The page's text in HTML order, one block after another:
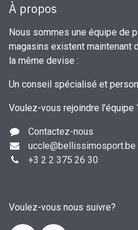
À propos
Nous sommes une équipe de
magasins existent maintenant
la même devise :
Un conseil spécialisé et
Voulez-vous rejoindre l'équipe
Contactez-nous
uccle@bellissimosport.be
+3 2 2 375 26 30
Voulez-vous nous suivre?